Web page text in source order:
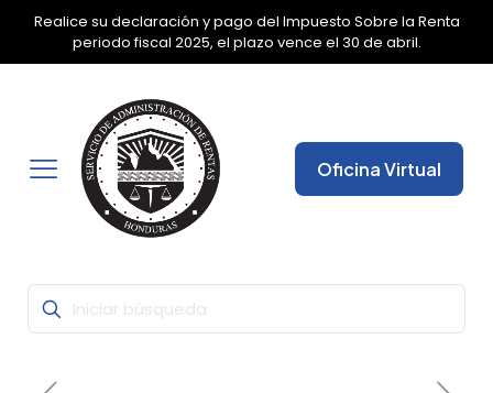
Realice su declaración y pago del Impuesto Sobre la Renta
periodo fiscal 2025, el plazo vence el 30 de abril.
✕
Oficina Virtual